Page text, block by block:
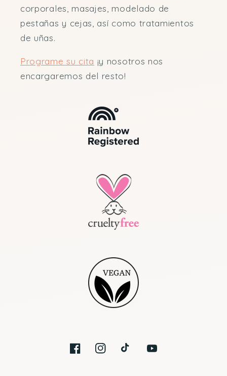
corporales, masajes, modelado de
pestañas y cejas, así como tratamientos
de uñas.
Programe su cita ¡y nosotros nos
encargaremos del resto!
FacebookInstagram
Tik
YouTube